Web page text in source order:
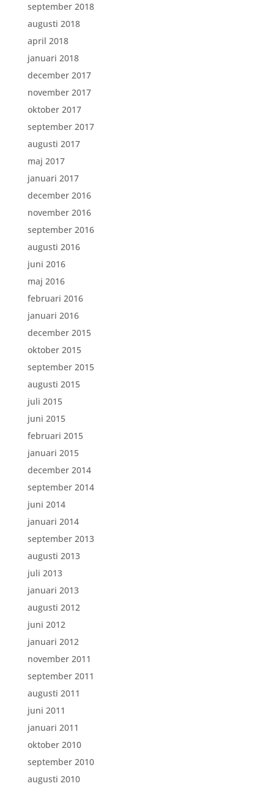
september 2018
augusti 2018
april 2018
januari 2018
december 2017
november 2017
oktober 2017
september 2017
augusti 2017
maj 2017
januari 2017
december 2016
november 2016
september 2016
augusti 2016
juni 2016
maj 2016
februari 2016
januari 2016
december 2015
oktober 2015
september 2015
augusti 2015
juli 2015
juni 2015
februari 2015
januari 2015
december 2014
september 2014
juni 2014
januari 2014
september 2013
augusti 2013
juli 2013
januari 2013
augusti 2012
juni 2012
januari 2012
november 2011
september 2011
augusti 2011
juni 2011
januari 2011
oktober 2010
september 2010
augusti 2010